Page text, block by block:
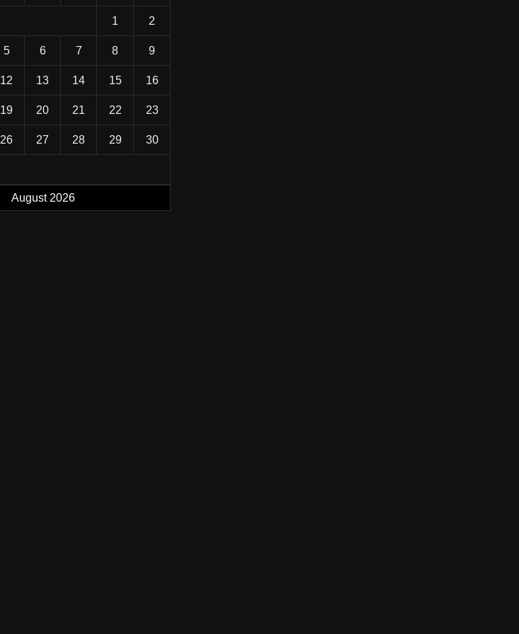
August 2026
1 2
5 6 7 8 9
12 13 14 15 16
19 20 21 22 23
26 27 28 29 30